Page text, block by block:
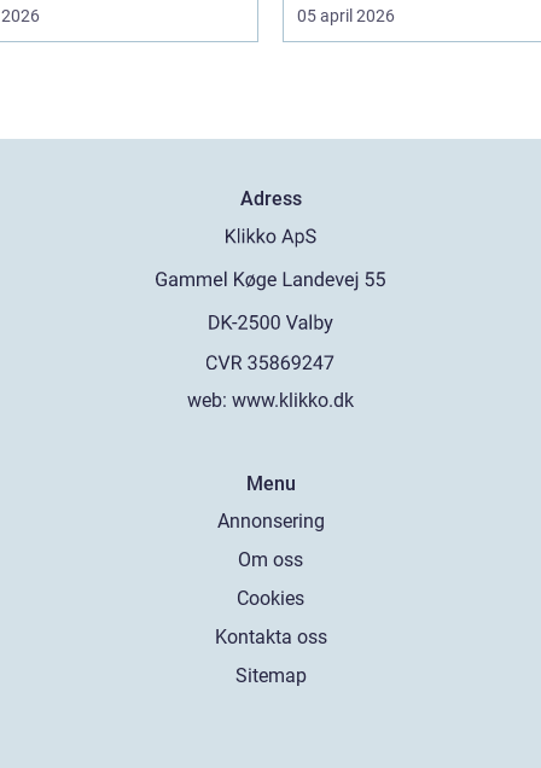
05 april 2026
Adress
web: www.klikko.dk
Menu
Annonsering
Om oss
Cookies
Kontakta oss
Sitemap